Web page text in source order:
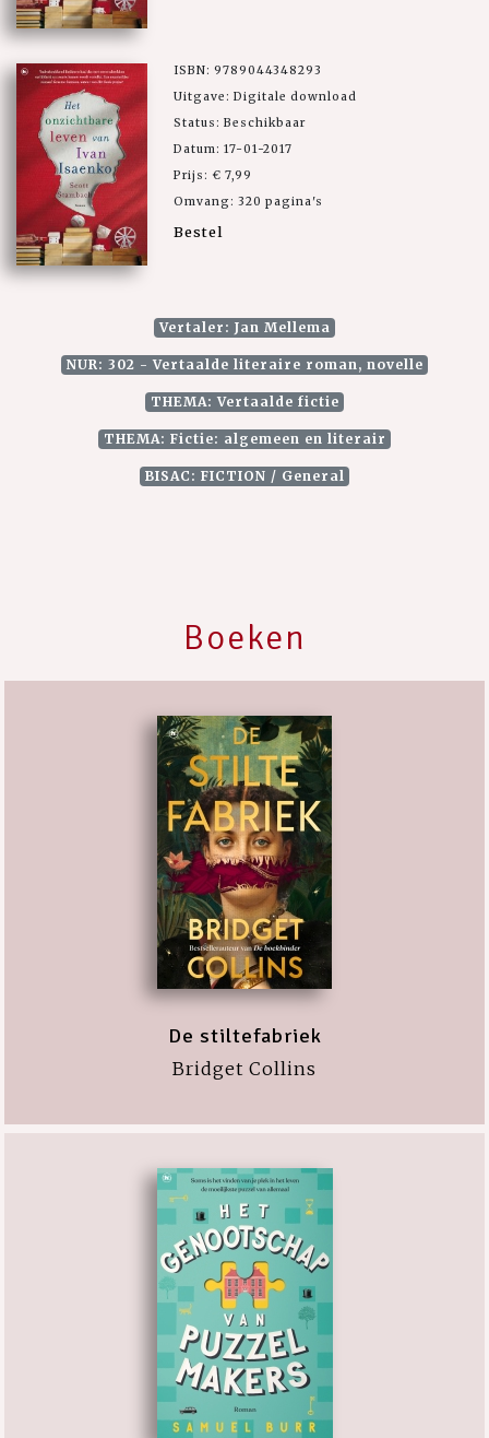
ISBN: 9789044348293
Uitgave: Digitale download
Status: Beschikbaar
Datum: 17-01-2017
Prijs: € 7,99
Omvang: 320 pagina's
Bestel
Vertaler: Jan Mellema
NUR: 302 - Vertaalde literaire roman, novelle
THEMA: Vertaalde fictie
THEMA: Fictie: algemeen en literair
BISAC: FICTION / General
Boeken
De stiltefabriek
Bridget Collins